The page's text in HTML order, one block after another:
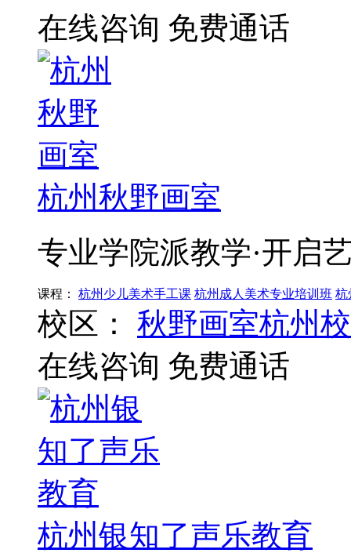
在线咨询 免费通话
杭州秋野画室
专业学院派教学·开启
课程： 杭州少儿美术手工课 杭州成人美术专业培训班 杭
校区：
秋野画室杭州
在线咨询 免费通话
杭州银知了声乐教育